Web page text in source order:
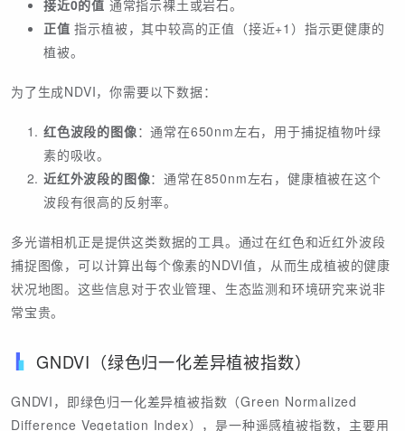
接近0的值 通常指示裸土或岩石。
正值 指示植被，其中较高的正值（接近+1）指示更健康的
植被。
为了生成NDVI，你需要以下数据：
红色波段的图像：通常在650nm左右，用于捕捉植物叶绿
素的吸收。
近红外波段的图像：通常在850nm左右，健康植被在这个
波段有很高的反射率。
多光谱相机正是提供这类数据的工具。通过在红色和近红外波段
捕捉图像，可以计算出每个像素的NDVI值，从而生成植被的健康
状况地图。这些信息对于农业管理、生态监测和环境研究来说非
常宝贵。
GNDVI（绿色归一化差异植被指数）
GNDVI，即绿色归一化差异植被指数（Green Normalized
Difference Vegetation Index），是一种遥感植被指数，主要用